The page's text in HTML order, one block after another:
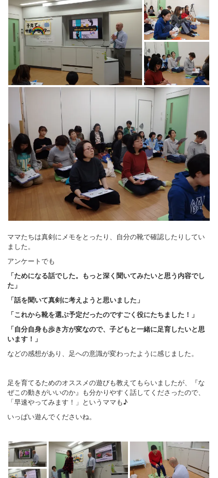
ママたちは真剣にメモをとったり、自分の靴で確認したりしてい
ました。
アンケートでも
「ためになる話でした。もっと深く聞いてみたいと思う内容でし
た」
「話を聞いて真剣に考えようと思いました」
「これから靴を選ぶ予定だったのですごく役にたちました！」
「自分自身も歩き方が変なので、子どもと一緒に足育したいと思
います！」
などの感想があり、足への意識が変わったように感じました。
足を育てるためのオススメの遊びも教えてもらいましたが、『な
ぜこの動きがいいのか』も分かりやすく話してくださったので、
「早速やってみます！」というママも♪
いっぱい遊んでくださいね。